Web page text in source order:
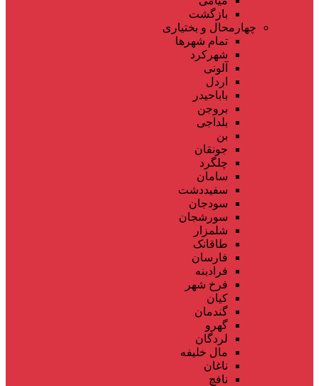
بازگشت
چهارمحال و بختیاری
تمام شهر‌ها
شهرکرد
آلونی
اردل
باباحیدر
بروجن
بلداجی
بن
جونقان
چلگرد
سامان
سفیددشت
سودجان
سورشجان
شلمزار
طاقانک
فارسان
فرادبنه
فرخ شهر
کیان
گندمان
گهرو
لردگان
مال خلیفه
ناغان
نافچ